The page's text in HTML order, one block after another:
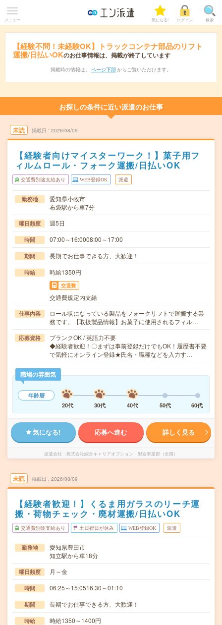
メニュー 気になる! ログイン 検索
【経験不問！未経験OK】トラックコンテナ部品のリフト
運搬/日払いOKのお仕事情報は、掲載が終了しています
掲載時の情報は、 ページ下部 からご覧いただけます。
お探しの条件に近い派遣のお仕事
未読 掲載日 2026/08/09
【経験者向けマイスターワーク！】菓子用フ
ィルムロール・フォーク運搬/日払いOK
交通費別途支給あり WEB登録OK 派遣
勤務地
愛知県小牧市
布袋駅から車7分
曜日頻度 週5日
時間 07:00～16:0008:00～17:00
期間 長期でお仕事できる方、大歓迎！
時給 時給1350円
交通費
交通費規定内支給
仕事内容
ロール状になっている製品をフォークリフトで運搬する業
務です。【取扱製品情報】お菓子に使用されるフィル…
応募資格
ブランクOK / 英語力不要
◆経験者歓迎！〇まずは事前登録だけでもOK！履歴書不要
で気軽にオンライン登録★氏名・職種などを入力す…
職場の雰囲気
年齢層
20代
30代 40代 50代 60代
気になる! 応募へ進む 詳しく見る
派遣会社 株式会社綜合キャリアオプション 製造事業部（全国）
未読 掲載日 2026/08/09
【経験者歓迎！】くるま用ガラスのリーチ運
搬・荷物チェック・廃材運搬/日払いOK
交通費別途支給あり 土日祝日が休み WEB登録OK 派遣
勤務地
愛知県豊田市
知立駅から車18分
曜日頻度 月～金
時間 06:25～15:0516:30～01:10
期間 長期でお仕事できる方、大歓迎！
時給 時給1350～1400円